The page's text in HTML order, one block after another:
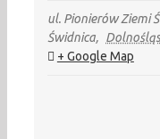
ul. Pionierów Ziemi
Świdnica,
+ Google Map